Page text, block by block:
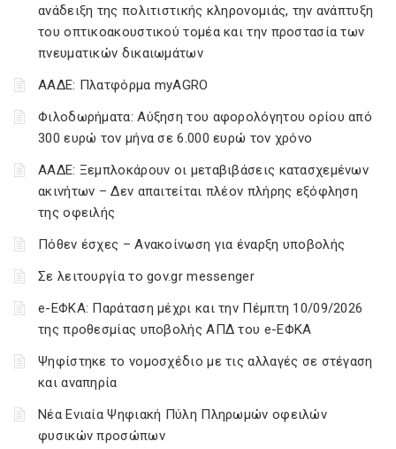
ανάδειξη της πολιτιστικής κληρονομιάς, την ανάπτυξη
του οπτικοακουστικού τομέα και την προστασία των
πνευματικών δικαιωμάτων
ΑΑΔΕ: Πλατφόρμα myAGRO
Φιλοδωρήματα: Αύξηση του αφορολόγητου ορίου από
300 ευρώ τον μήνα σε 6.000 ευρώ τον χρόνο
ΑΑΔΕ: Ξεμπλοκάρουν οι μεταβιβάσεις κατασχεμένων
ακινήτων – Δεν απαιτείται πλέον πλήρης εξόφληση
της οφειλής
Πόθεν έσχες – Ανακοίνωση για έναρξη υποβολής
Σε λειτουργία το gov.gr messenger
e-ΕΦΚΑ: Παράταση μέχρι και την Πέμπτη 10/09/2026
της προθεσμίας υποβολής ΑΠΔ του e-ΕΦΚΑ
Ψηφίστηκε το νομοσχέδιο με τις αλλαγές σε στέγαση
και αναπηρία
Νέα Ενιαία Ψηφιακή Πύλη Πληρωμών οφειλών
φυσικών προσώπων